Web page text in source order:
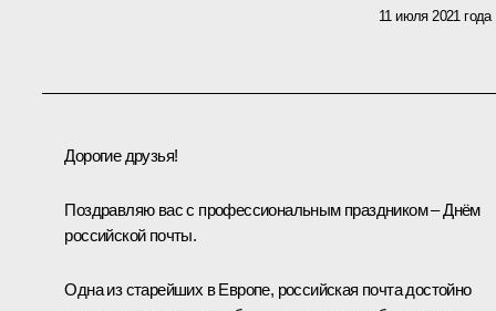
11 июля 2021 года
Дорогие друзья!
Поздравляю вас с профессиональным праздником – Днём
российской почты.
Одна из старейших в Европе, российская почта достойно